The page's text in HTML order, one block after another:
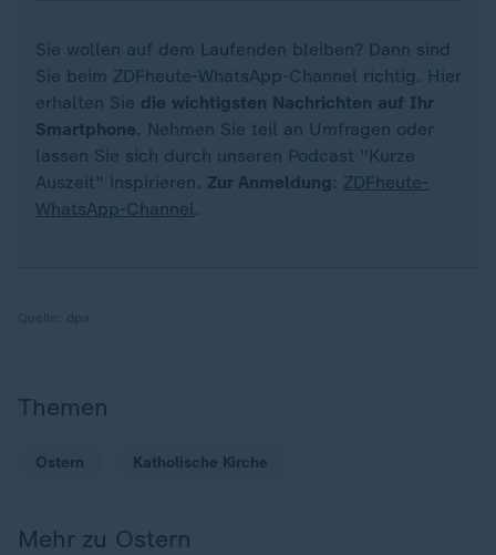
Sie wollen auf dem Laufenden bleiben? Dann sind
Sie beim ZDFheute-WhatsApp-Channel richtig. Hier
erhalten Sie die wichtigsten Nachrichten auf Ihr
Smartphone. Nehmen Sie teil an Umfragen oder
lassen Sie sich durch unseren Podcast "Kurze
Auszeit" inspirieren. Zur Anmeldung : ZDFheute-
WhatsApp-Channel.
Themen
Ostern Katholische Kirche
Mehr zu Ostern